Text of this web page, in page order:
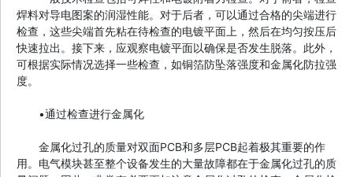
焊料对导电图案的润湿性能。对于后者，可以通过合格的尖端进行
检查，这些尖端首先粘在待检查的电镀平面上，然后在均匀按压后
快速拉出。接下来，应观察电镀平面以确保是否发生脱落。此外，
可根据实际情况选择一些检查，如铜箔防坠落强度和金属化防拉强
度。
•通过检查进行金属化
金属化过孔的质量对双面PCB和多层PCB起着极其重要的作
用。电气模块甚至整个设备发生的大量故障都在于金属化过孔的质